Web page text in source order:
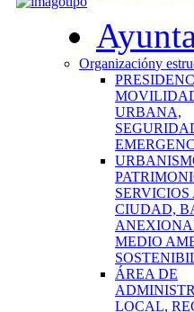
Organizacióny
URBANA,
SERVICIOS
CIUDAD,
MEDIO
ÁREA DE
LOCAL,